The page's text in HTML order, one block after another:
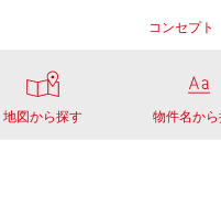
コンセプト
地図から探す 物件名か